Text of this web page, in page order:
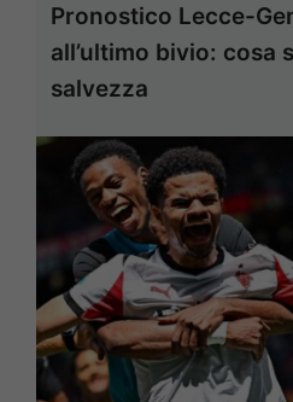
Pronostico Lecce-
all’ultimo bivio: cosa
salvezza